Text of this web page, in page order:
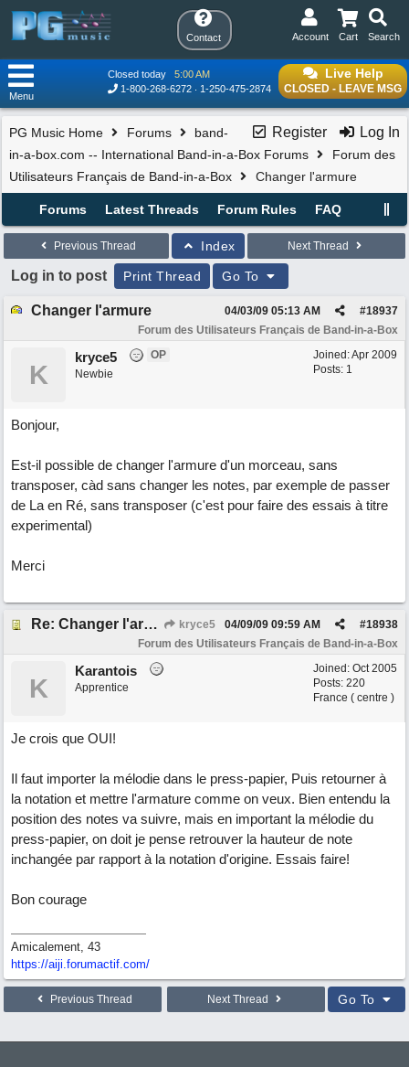
Contact Search
Cart
Account
Live Help
CLOSED - LEAVE MSG
Closed today
5:00 AM
1-800-268-6272
1-250-475-2874
Menu
Register Log In
PG Music Home Forums
band-
in-a-box.com -- International Band-in-a-Box Forums
Forum des
Utilisateurs Français de Band-in-a-Box
Changer l'armure
Forums Latest Threads Forum Rules FAQ
Previous Thread Index Next Thread
Log in to post Print Thread Go To
Changer l'armure #18937
04/03/09 05:13 AM
Forum des Utilisateurs Français de Band-in-a-Box
Joined:Apr 2009
Posts: 1
K
kryce5
OP
Newbie
Bonjour,
Est-il possible de changer l'armure d'un morceau, sans
transposer, càd sans changer les notes, par exemple de passer
de La en Ré, sans transposer (c'est pour faire des essais à titre
experimental)
Merci
Re: Changer l'armure kryce5 #18938
04/09/09 09:59 AM
Forum des Utilisateurs Français de Band-in-a-Box
Joined: Oct 2005
Posts: 220
France ( centre )
K
Karantois
Apprentice
Je crois que OUI!
Il faut importer la mélodie dans le press-papier, Puis retourner à
la notation et mettre l'armature comme on veux. Bien entendu la
position des notes va suivre, mais en important la mélodie du
press-papier, on doit je pense retrouver la hauteur de note
inchangée par rapport à la notation d'origine. Essais faire!
Bon courage
Amicalement, 43
https://aiji.forumactif.com/
Previous Thread Next Thread Go To